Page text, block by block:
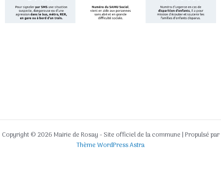
Copyright © 2026 Mairie de Rosay - Site officiel de la commune | Propulsé par
Thème WordPress Astra